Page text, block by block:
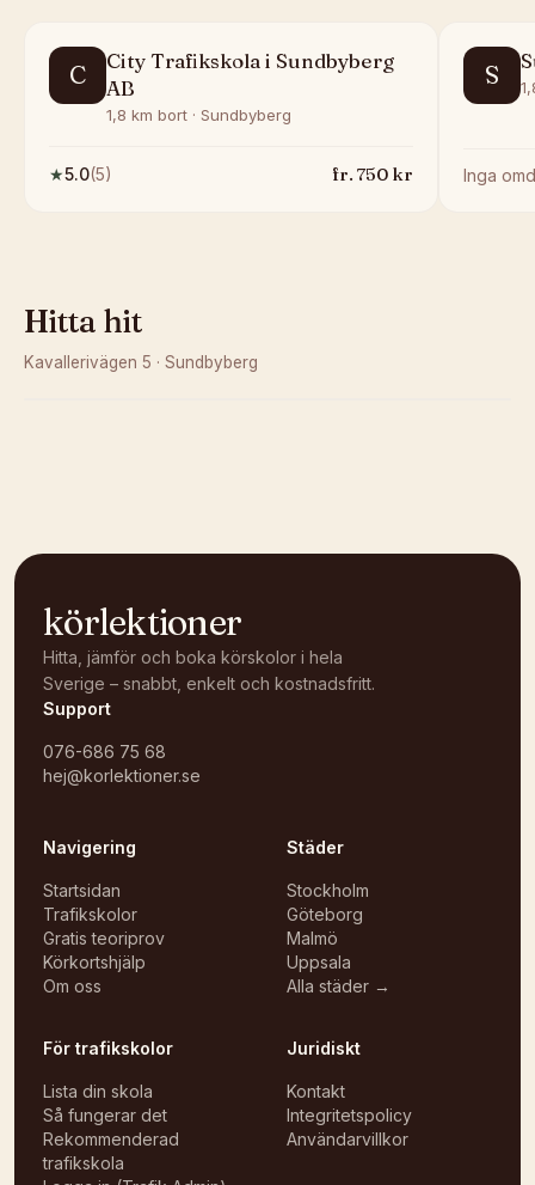
C
City Trafikskola i Sundbyberg
AB
1,8 km bort · Sundbyberg
★5.0(5) fr. 750kr
S
Inga
Hitta hit
Kavallerivägen 5 · Sundbyberg
körlektioner
Hitta, jämför och boka körskolor i hela
Sverige – snabbt, enkelt och kostnadsfritt.
Support
076-686 75 68
hej@korlektioner.se
Navigering
Startsidan
Trafikskolor
Gratis teoriprov
Körkortshjälp
Om oss
Städer
Stockholm
Göteborg
Malmö
Uppsala
Alla städer →
För trafikskolor
Lista din skola
Så fungerar det
Rekommenderad
trafikskola
Juridiskt
Kontakt
Integritetspolicy
Användarvillkor